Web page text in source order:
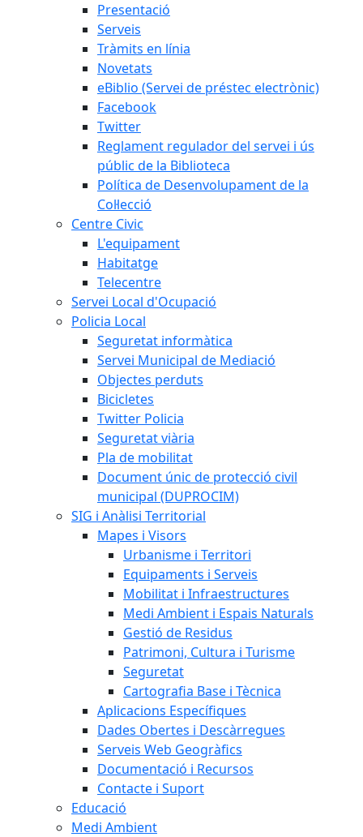
Presentació
Serveis
Tràmits en línia
Novetats
eBiblio (Servei de préstec electrònic)
Facebook
Twitter
Reglament regulador del servei i ús
públic de la Biblioteca
Política de Desenvolupament de la
Col·lecció
Centre Civic
L'equipament
Habitatge
Telecentre
Servei Local d'Ocupació
Policia Local
Seguretat informàtica
Servei Municipal de Mediació
Objectes perduts
Bicicletes
Twitter Policia
Seguretat viària
Pla de mobilitat
Document únic de protecció civil
municipal (DUPROCIM)
SIG i Anàlisi Territorial
Mapes i Visors
Urbanisme i Territori
Equipaments i Serveis
Mobilitat i Infraestructures
Medi Ambient i Espais Naturals
Gestió de Residus
Patrimoni, Cultura i Turisme
Seguretat
Cartografia Base i Tècnica
Aplicacions Específiques
Dades Obertes i Descàrregues
Serveis Web Geogràfics
Documentació i Recursos
Contacte i Suport
Educació
Medi Ambient